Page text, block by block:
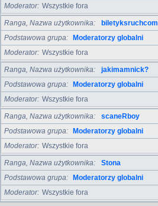
Moderator Wszystkie fora
Ranga, Nazwa użytkownika
biletyksruchcom
Podstawowa grupa
Moderatorzy globalni
Moderator Wszystkie fora
Ranga, Nazwa użytkownika
jakimamnick?
Podstawowa grupa
Moderatorzy globalni
Moderator Wszystkie fora
Ranga, Nazwa użytkownika
scaneRboy
Podstawowa grupa
Moderatorzy globalni
Moderator Wszystkie fora
Ranga, Nazwa użytkownika
Stona
Podstawowa grupa
Moderatorzy globalni
Moderator Wszystkie fora